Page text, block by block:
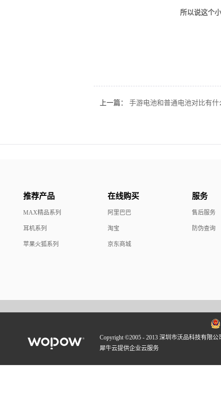
所以说这个
上一篇： 手游电池和普通电池对比有什
推荐产品
MAX精品系列
耳机系列
苹果火狐系列
在线购买
阿里巴巴
淘宝
京东商城
服务
售后服务
防伪查询
Copyright ©2005 - 2013 深圳市沃品科技有限公
犀牛云提供企业云服务